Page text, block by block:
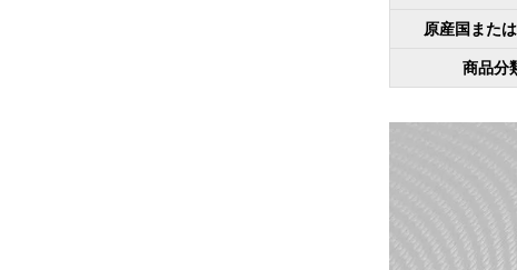
原産国また
商品分